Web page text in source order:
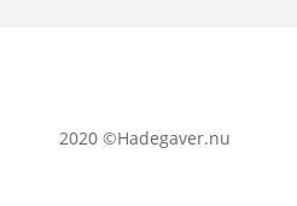
2020 ©Hadegaver.nu